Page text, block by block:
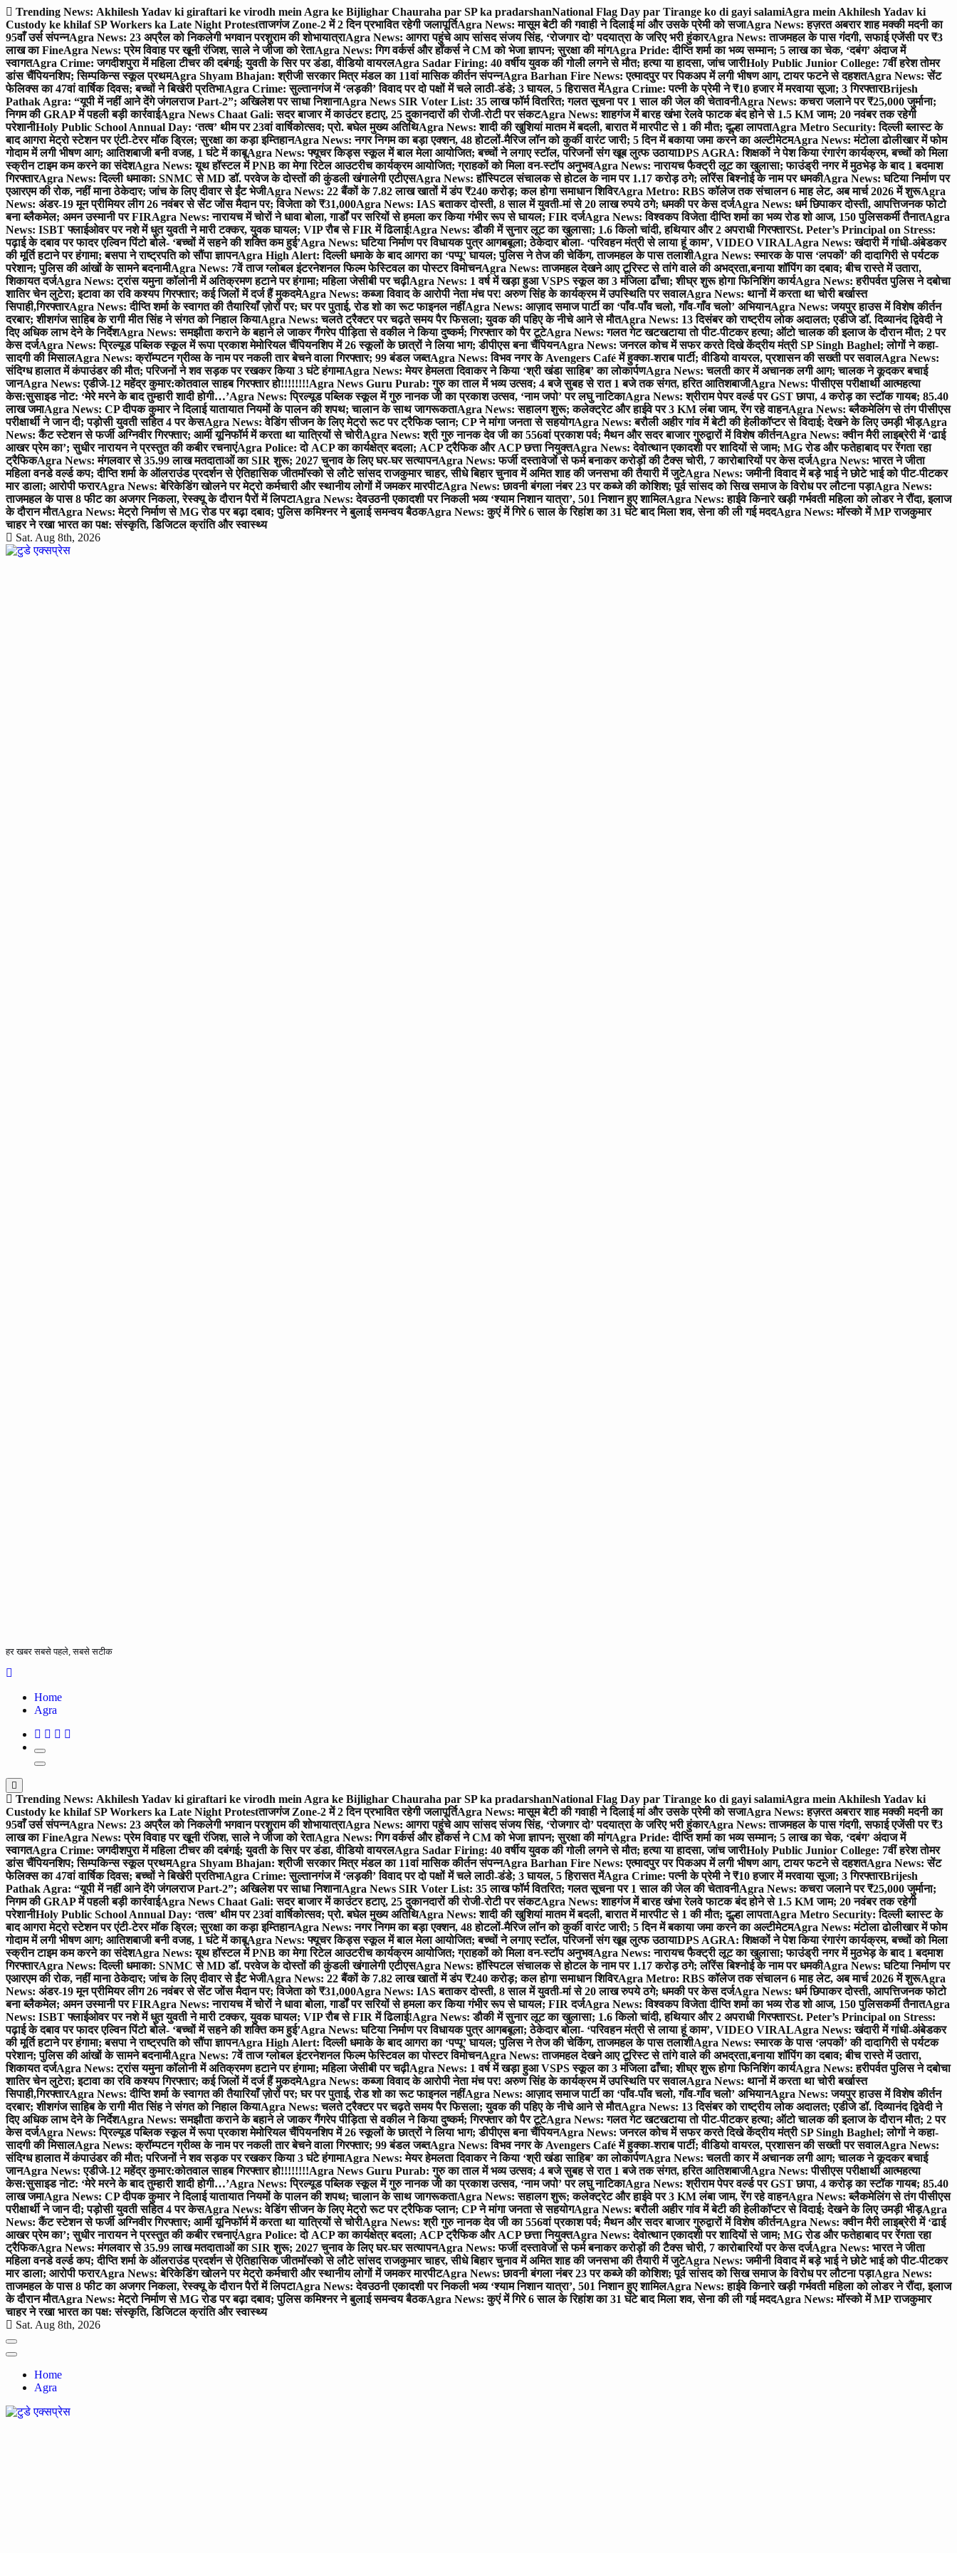
Skip
to
content
Trending News: Akhilesh Yadav ki giraftari ke virodh mein Agra ke Bijlighar Chauraha par SP ka pradarshanNational Flag Day par Tirange ko di gayi salamiAgra mein Akhilesh Yadav ki
Custody ke khilaf SP Workers ka Late Night Protestताजगंज Zone-2 में 2 दिन प्रभावित रहेगी जलापूर्तिAgra News: मासूम बेटी की गवाही ने दिलाई मां और उसके प्रेमी को सजाAgra News: हज़रत अबरार शाह मक्की मदनी का
95वाँ उर्स संपन्नAgra News: 23 अप्रैल को निकलेगी भगवान परशुराम की शोभायात्राAgra News: आगरा पहुंचे आप सांसद संजय सिंह, ‘रोजगार दो’ पदयात्रा के जरिए भरी हुंकारAgra News: ताजमहल के पास गंदगी, सफाई एजेंसी पर ₹3
लाख का FineAgra News: प्रेम विवाह पर खूनी रंजिश, साले ने जीजा को रेताAgra News: गिग वर्कर्स और हॉकर्स ने CM को भेजा ज्ञापन; सुरक्षा की मांगAgra Pride: दीप्ति शर्मा का भव्य सम्मान; 5 लाख का चेक, ‘दबंग’ अंदाज में
स्वागतAgra Crime: जगदीशपुरा में महिला टीचर की दबंगई; युवती के सिर पर डंडा, वीडियो वायरलAgra Sadar Firing: 40 वर्षीय युवक की गोली लगने से मौत; हत्या या हादसा, जांच जारीHoly Public Junior College: 7वीं हरेश तोमर
डांस चैंपियनशिप; सिम्पकिन्स स्कूल प्रथमAgra Shyam Bhajan: श्रीजी सरकार मित्र मंडल का 11वां मासिक कीर्तन संपन्नAgra Barhan Fire News: एत्मादपुर पर पिकअप में लगी भीषण आग, टायर फटने से दहशतAgra News: सेंट
फेलिक्स का 47वां वार्षिक दिवस; बच्चों ने बिखेरी प्रतिभाAgra Crime: सुल्तानगंज में ‘लड़की’ विवाद पर दो पक्षों में चले लाठी-डंडे; 3 घायल, 5 हिरासत मेंAgra Crime: पत्नी के प्रेमी ने ₹10 हजार में मरवाया सूजा; 3 गिरफ्तारBrijesh
Pathak Agra: “यूपी में नहीं आने देंगे जंगलराज Part-2”; अखिलेश पर साधा निशानाAgra News SIR Voter List: 35 लाख फॉर्म वितरित; गलत सूचना पर 1 साल की जेल की चेतावनीAgra News: कचरा जलाने पर ₹25,000 जुर्माना;
निगम की GRAP में पहली बड़ी कार्रवाईAgra News Chaat Gali: सदर बाजार में काउंटर हटाए, 25 दुकानदारों की रोजी-रोटी पर संकटAgra News: शाहगंज में बारह खंभा रेलवे फाटक बंद होने से 1.5 KM जाम; 20 नवंबर तक रहेगी
परेशानीHoly Public School Annual Day: ‘तत्व’ थीम पर 23वां वार्षिकोत्सव; प्रो. बघेल मुख्य अतिथिAgra News: शादी की खुशियां मातम में बदली, बारात में मारपीट से 1 की मौत; दूल्हा लापताAgra Metro Security: दिल्ली ब्लास्ट के
बाद आगरा मेट्रो स्टेशन पर एंटी-टेरर मॉक ड्रिल; सुरक्षा का कड़ा इम्तिहानAgra News: नगर निगम का बड़ा एक्शन, 48 होटलों-मैरिज लॉन को कुर्की वारंट जारी; 5 दिन में बकाया जमा करने का अल्टीमेटमAgra News: मंटोला ढोलीखार में फोम
गोदाम में लगी भीषण आग; आतिशबाजी बनी वजह, 1 घंटे में काबूAgra News: फ्यूचर किड्स स्कूल में बाल मेला आयोजित; बच्चों ने लगाए स्टॉल, परिजनों संग खूब लुत्फ उठायाDPS AGRA: शिक्षकों ने पेश किया रंगारंग कार्यक्रम, बच्चों को मिला
स्क्रीन टाइम कम करने का संदेशAgra News: यूथ हॉस्टल में PNB का मेगा रिटेल आउटरीच कार्यक्रम आयोजित; ग्राहकों को मिला वन-स्टॉप अनुभवAgra News: नारायच फैक्ट्री लूट का खुलासा; फाउंड्री नगर में मुठभेड़ के बाद 1 बदमाश
गिरफ्तारAgra News: दिल्ली धमाका: SNMC से MD डॉ. परवेज के दोस्तों की कुंडली खंगालेगी एटीएसAgra News: हॉस्पिटल संचालक से होटल के नाम पर 1.17 करोड़ ठगे; लॉरेंस बिश्नोई के नाम पर धमकीAgra News: घटिया निर्माण पर
एआरएम की रोक, नहीं माना ठेकेदार; जांच के लिए दीवार से ईंट भेजीAgra News: 22 बैंकों के 7.82 लाख खातों में डंप ₹240 करोड़; कल होगा समाधान शिविरAgra Metro: RBS कॉलेज तक संचालन 6 माह लेट, अब मार्च 2026 में शुरूAgra
News: अंडर-19 मून प्रीमियर लीग 26 नवंबर से सेंट जोंस मैदान पर; विजेता को ₹31,000Agra News: IAS बताकर दोस्ती, 8 साल में युवती-मां से 20 लाख रुपये ठगे; धमकी पर केस दर्जAgra News: धर्म छिपाकर दोस्ती, आपत्तिजनक फोटो
बना ब्लैकमेल; अमन उस्मानी पर FIRAgra News: नारायच में चोरों ने धावा बोला, गार्डों पर सरियों से हमला कर किया गंभीर रूप से घायल; FIR दर्जAgra News: विश्वकप विजेता दीप्ति शर्मा का भव्य रोड शो आज, 150 पुलिसकर्मी तैनातAgra
News: ISBT फ्लाईओवर पर नशे में धुत युवती ने मारी टक्कर, युवक घायल; VIP रौब से FIR में ढिलाई!Agra News: डौकी में सुनार लूट का खुलासा; 1.6 किलो चांदी, हथियार और 2 अपराधी गिरफ्तारSt. Peter’s Principal on Stress:
पढ़ाई के दबाव पर फादर एल्विन पिंटो बोले- ‘बच्चों में सहने की शक्ति कम हुई’Agra News: घटिया निर्माण पर विधायक पुत्र आगबबूला; ठेकेदार बोला- ‘परिवहन मंत्री से लाया हूं काम’, VIDEO VIRALAgra News: खंदारी में गांधी-अंबेडकर
की मूर्ति हटाने पर हंगामा; बसपा ने राष्ट्रपति को सौंपा ज्ञापनAgra High Alert: दिल्ली धमाके के बाद आगरा का ‘पप्पू’ घायल; पुलिस ने तेज की चेकिंग, ताजमहल के पास तलाशीAgra News: स्मारक के पास ‘लपकों’ की दादागिरी से पर्यटक
परेशान; पुलिस की आंखों के सामने बदनामीAgra News: 7वें ताज ग्लोबल इंटरनेशनल फिल्म फेस्टिवल का पोस्टर विमोचनAgra News: ताजमहल देखने आए टूरिस्ट से तांगे वाले की अभद्रता,बनाया शॉपिंग का दबाव; बीच रास्ते में उतारा,
शिकायत दर्जAgra News: ट्रांस यमुना कॉलोनी में अतिक्रमण हटाने पर हंगामा; महिला जेसीबी पर चढ़ीAgra News: 1 वर्ष में खड़ा हुआ VSPS स्कूल का 3 मंजिला ढाँचा; शीघ्र शुरू होगा फिनिशिंग कार्यAgra News: हरीपर्वत पुलिस ने दबोचा
शातिर चेन लुटेरा; इटावा का रवि कश्यप गिरफ्तार; कई जिलों में दर्ज हैं मुकदमेAgra News: कब्जा विवाद के आरोपी नेता मंच पर! अरुण सिंह के कार्यक्रम में उपस्थिति पर सवालAgra News: थानों में करता था चोरी बर्खास्त
सिपाही,गिरफ्तारAgra News: दीप्ति शर्मा के स्वागत की तैयारियाँ ज़ोरों पर; घर पर पुताई, रोड शो का रूट फाइनल नहींAgra News: आज़ाद समाज पार्टी का ‘पाँव-पाँव चलो, गाँव-गाँव चलो’ अभियानAgra News: जयपुर हाउस में विशेष कीर्तन
दरबार; शीशगंज साहिब के रागी मीत सिंह ने संगत को निहाल कियाAgra News: चलते ट्रैक्टर पर चढ़ते समय पैर फिसला; युवक की पहिए के नीचे आने से मौतAgra News: 13 दिसंबर को राष्ट्रीय लोक अदालत; एडीजे डॉ. दिव्यानंद द्विवेदी ने
दिए अधिक लाभ देने के निर्देशAgra News: समझौता कराने के बहाने ले जाकर गैंगरेप पीड़िता से वकील ने किया दुष्कर्म; गिरफ्तार को पैर टूटेAgra News: गलत गेट खटखटाया तो पीट-पीटकर हत्या; ऑटो चालक की इलाज के दौरान मौत; 2 पर
केस दर्जAgra News: प्रिल्यूड पब्लिक स्कूल में रूपा प्रकाश मेमोरियल चैंपियनशिप में 26 स्कूलों के छात्रों ने लिया भाग; डीपीएस बना चैंपियनAgra News: जनरल कोच में सफर करते दिखे केंद्रीय मंत्री SP Singh Baghel; लोगों ने कहा-
सादगी की मिसालAgra News: क्रॉम्पटन ग्रीव्स के नाम पर नकली तार बेचने वाला गिरफ्तार; 99 बंडल जब्तAgra News: विभव नगर के Avengers Café में हुक्का-शराब पार्टी; वीडियो वायरल, प्रशासन की सख्ती पर सवालAgra News:
संदिग्ध हालात में कंपाउंडर की मौत; परिजनों ने शव सड़क पर रखकर किया 3 घंटे हंगामाAgra News: मेयर हेमलता दिवाकर ने किया ‘श्री खंडा साहिब’ का लोकार्पणAgra News: चलती कार में अचानक लगी आग; चालक ने कूदकर बचाई
जानAgra News: एडीजे-12 महेंद्र कुमार:कोतवाल साहब गिरफ्तार हो!!!!!!!!Agra News Guru Purab: गुरु का ताल में भव्य उत्सव; 4 बजे सुबह से रात 1 बजे तक संगत, हरित आतिशबाजीAgra News: पीसीएस परीक्षार्थी आत्महत्या
केस:सुसाइड नोट: ‘मेरे मरने के बाद तुम्हारी शादी होगी…’Agra News: प्रिल्यूड पब्लिक स्कूल में गुरु नानक जी का प्रकाश उत्सव, ‘नाम जपो’ पर लघु नाटिकाAgra News: श्रीराम पेपर वर्ल्ड पर GST छापा, 4 करोड़ का स्टॉक गायब; 85.40
लाख जमाAgra News: CP दीपक कुमार ने दिलाई यातायात नियमों के पालन की शपथ; चालान के साथ जागरूकताAgra News: सहालग शुरू; कलेक्ट्रेट और हाईवे पर 3 KM लंबा जाम, रेंग रहे वाहनAgra News: ब्लैकमेलिंग से तंग पीसीएस
परीक्षार्थी ने जान दी; पड़ोसी युवती सहित 4 पर केसAgra News: वेडिंग सीजन के लिए मेट्रो रूट पर ट्रैफिक प्लान; CP ने मांगा जनता से सहयोगAgra News: बरौली अहीर गांव में बेटी की हेलीकॉप्टर से विदाई; देखने के लिए उमड़ी भीड़Agra
News: कैंट स्टेशन से फर्जी अग्निवीर गिरफ्तार; आर्मी यूनिफॉर्म में करता था यात्रियों से चोरीAgra News: श्री गुरु नानक देव जी का 556वां प्रकाश पर्व; मैथन और सदर बाजार गुरुद्वारों में विशेष कीर्तनAgra News: क्वीन मैरी लाइब्रेरी में ‘ढाई
आखर प्रेम का’; सुधीर नारायन ने प्रस्तुत की कबीर रचनाएंAgra Police: दो ACP का कार्यक्षेत्र बदला; ACP ट्रैफिक और ACP छत्ता नियुक्तAgra News: देवोत्थान एकादशी पर शादियों से जाम; MG रोड और फतेहाबाद पर रेंगता रहा
ट्रैफिकAgra News: मंगलवार से 35.99 लाख मतदाताओं का SIR शुरू; 2027 चुनाव के लिए घर-घर सत्यापनAgra News: फर्जी दस्तावेजों से फर्म बनाकर करोड़ों की टैक्स चोरी, 7 कारोबारियों पर केस दर्जAgra News: भारत ने जीता
महिला वनडे वर्ल्ड कप; दीप्ति शर्मा के ऑलराउंड प्रदर्शन से ऐतिहासिक जीतमॉस्को से लौटे सांसद राजकुमार चाहर, सीधे बिहार चुनाव में अमित शाह की जनसभा की तैयारी में जुटेAgra News: जमीनी विवाद में बड़े भाई ने छोटे भाई को पीट-पीटकर
मार डाला; आरोपी फरारAgra News: बेरिकेडिंग खोलने पर मेट्रो कर्मचारी और स्थानीय लोगों में जमकर मारपीटAgra News: छावनी बंगला नंबर 23 पर कब्जे की कोशिश; पूर्व सांसद को सिख समाज के विरोध पर लौटना पड़ाAgra News:
ताजमहल के पास 8 फीट का अजगर निकला, रेस्क्यू के दौरान पैरों में लिपटाAgra News: देवउठनी एकादशी पर निकली भव्य ‘श्याम निशान यात्रा’, 501 निशान हुए शामिलAgra News: हाईवे किनारे खड़ी गर्भवती महिला को लोडर ने रौंदा, इलाज
के दौरान मौतAgra News: मेट्रो निर्माण से MG रोड पर बढ़ा दबाव; पुलिस कमिश्नर ने बुलाई समन्वय बैठकAgra News: कुएं में गिरे 6 साल के रिहांश का 31 घंटे बाद मिला शव, सेना की ली गई मददAgra News: मॉस्को में MP राजकुमार
चाहर ने रखा भारत का पक्ष: संस्कृति, डिजिटल क्रांति और स्वास्थ्य
Sat. Aug 8th, 2026
हर खबर सबसे पहले, सबसे सटीक
Home
Agra
Trending News: Akhilesh Yadav ki giraftari ke virodh mein Agra ke Bijlighar Chauraha par SP ka pradarshanNational Flag Day par Tirange ko di gayi salamiAgra mein Akhilesh Yadav ki
Custody ke khilaf SP Workers ka Late Night Protestताजगंज Zone-2 में 2 दिन प्रभावित रहेगी जलापूर्तिAgra News: मासूम बेटी की गवाही ने दिलाई मां और उसके प्रेमी को सजाAgra News: हज़रत अबरार शाह मक्की मदनी का
95वाँ उर्स संपन्नAgra News: 23 अप्रैल को निकलेगी भगवान परशुराम की शोभायात्राAgra News: आगरा पहुंचे आप सांसद संजय सिंह, ‘रोजगार दो’ पदयात्रा के जरिए भरी हुंकारAgra News: ताजमहल के पास गंदगी, सफाई एजेंसी पर ₹3
लाख का FineAgra News: प्रेम विवाह पर खूनी रंजिश, साले ने जीजा को रेताAgra News: गिग वर्कर्स और हॉकर्स ने CM को भेजा ज्ञापन; सुरक्षा की मांगAgra Pride: दीप्ति शर्मा का भव्य सम्मान; 5 लाख का चेक, ‘दबंग’ अंदाज में
स्वागतAgra Crime: जगदीशपुरा में महिला टीचर की दबंगई; युवती के सिर पर डंडा, वीडियो वायरलAgra Sadar Firing: 40 वर्षीय युवक की गोली लगने से मौत; हत्या या हादसा, जांच जारीHoly Public Junior College: 7वीं हरेश तोमर
डांस चैंपियनशिप; सिम्पकिन्स स्कूल प्रथमAgra Shyam Bhajan: श्रीजी सरकार मित्र मंडल का 11वां मासिक कीर्तन संपन्नAgra Barhan Fire News: एत्मादपुर पर पिकअप में लगी भीषण आग, टायर फटने से दहशतAgra News: सेंट
फेलिक्स का 47वां वार्षिक दिवस; बच्चों ने बिखेरी प्रतिभाAgra Crime: सुल्तानगंज में ‘लड़की’ विवाद पर दो पक्षों में चले लाठी-डंडे; 3 घायल, 5 हिरासत मेंAgra Crime: पत्नी के प्रेमी ने ₹10 हजार में मरवाया सूजा; 3 गिरफ्तारBrijesh
Pathak Agra: “यूपी में नहीं आने देंगे जंगलराज Part-2”; अखिलेश पर साधा निशानाAgra News SIR Voter List: 35 लाख फॉर्म वितरित; गलत सूचना पर 1 साल की जेल की चेतावनीAgra News: कचरा जलाने पर ₹25,000 जुर्माना;
निगम की GRAP में पहली बड़ी कार्रवाईAgra News Chaat Gali: सदर बाजार में काउंटर हटाए, 25 दुकानदारों की रोजी-रोटी पर संकटAgra News: शाहगंज में बारह खंभा रेलवे फाटक बंद होने से 1.5 KM जाम; 20 नवंबर तक रहेगी
परेशानीHoly Public School Annual Day: ‘तत्व’ थीम पर 23वां वार्षिकोत्सव; प्रो. बघेल मुख्य अतिथिAgra News: शादी की खुशियां मातम में बदली, बारात में मारपीट से 1 की मौत; दूल्हा लापताAgra Metro Security: दिल्ली ब्लास्ट के
बाद आगरा मेट्रो स्टेशन पर एंटी-टेरर मॉक ड्रिल; सुरक्षा का कड़ा इम्तिहानAgra News: नगर निगम का बड़ा एक्शन, 48 होटलों-मैरिज लॉन को कुर्की वारंट जारी; 5 दिन में बकाया जमा करने का अल्टीमेटमAgra News: मंटोला ढोलीखार में फोम
गोदाम में लगी भीषण आग; आतिशबाजी बनी वजह, 1 घंटे में काबूAgra News: फ्यूचर किड्स स्कूल में बाल मेला आयोजित; बच्चों ने लगाए स्टॉल, परिजनों संग खूब लुत्फ उठायाDPS AGRA: शिक्षकों ने पेश किया रंगारंग कार्यक्रम, बच्चों को मिला
स्क्रीन टाइम कम करने का संदेशAgra News: यूथ हॉस्टल में PNB का मेगा रिटेल आउटरीच कार्यक्रम आयोजित; ग्राहकों को मिला वन-स्टॉप अनुभवAgra News: नारायच फैक्ट्री लूट का खुलासा; फाउंड्री नगर में मुठभेड़ के बाद 1 बदमाश
गिरफ्तारAgra News: दिल्ली धमाका: SNMC से MD डॉ. परवेज के दोस्तों की कुंडली खंगालेगी एटीएसAgra News: हॉस्पिटल संचालक से होटल के नाम पर 1.17 करोड़ ठगे; लॉरेंस बिश्नोई के नाम पर धमकीAgra News: घटिया निर्माण पर
एआरएम की रोक, नहीं माना ठेकेदार; जांच के लिए दीवार से ईंट भेजीAgra News: 22 बैंकों के 7.82 लाख खातों में डंप ₹240 करोड़; कल होगा समाधान शिविरAgra Metro: RBS कॉलेज तक संचालन 6 माह लेट, अब मार्च 2026 में शुरूAgra
News: अंडर-19 मून प्रीमियर लीग 26 नवंबर से सेंट जोंस मैदान पर; विजेता को ₹31,000Agra News: IAS बताकर दोस्ती, 8 साल में युवती-मां से 20 लाख रुपये ठगे; धमकी पर केस दर्जAgra News: धर्म छिपाकर दोस्ती, आपत्तिजनक फोटो
बना ब्लैकमेल; अमन उस्मानी पर FIRAgra News: नारायच में चोरों ने धावा बोला, गार्डों पर सरियों से हमला कर किया गंभीर रूप से घायल; FIR दर्जAgra News: विश्वकप विजेता दीप्ति शर्मा का भव्य रोड शो आज, 150 पुलिसकर्मी तैनातAgra
News: ISBT फ्लाईओवर पर नशे में धुत युवती ने मारी टक्कर, युवक घायल; VIP रौब से FIR में ढिलाई!Agra News: डौकी में सुनार लूट का खुलासा; 1.6 किलो चांदी, हथियार और 2 अपराधी गिरफ्तारSt. Peter’s Principal on Stress:
पढ़ाई के दबाव पर फादर एल्विन पिंटो बोले- ‘बच्चों में सहने की शक्ति कम हुई’Agra News: घटिया निर्माण पर विधायक पुत्र आगबबूला; ठेकेदार बोला- ‘परिवहन मंत्री से लाया हूं काम’, VIDEO VIRALAgra News: खंदारी में गांधी-अंबेडकर
की मूर्ति हटाने पर हंगामा; बसपा ने राष्ट्रपति को सौंपा ज्ञापनAgra High Alert: दिल्ली धमाके के बाद आगरा का ‘पप्पू’ घायल; पुलिस ने तेज की चेकिंग, ताजमहल के पास तलाशीAgra News: स्मारक के पास ‘लपकों’ की दादागिरी से पर्यटक
परेशान; पुलिस की आंखों के सामने बदनामीAgra News: 7वें ताज ग्लोबल इंटरनेशनल फिल्म फेस्टिवल का पोस्टर विमोचनAgra News: ताजमहल देखने आए टूरिस्ट से तांगे वाले की अभद्रता,बनाया शॉपिंग का दबाव; बीच रास्ते में उतारा,
शिकायत दर्जAgra News: ट्रांस यमुना कॉलोनी में अतिक्रमण हटाने पर हंगामा; महिला जेसीबी पर चढ़ीAgra News: 1 वर्ष में खड़ा हुआ VSPS स्कूल का 3 मंजिला ढाँचा; शीघ्र शुरू होगा फिनिशिंग कार्यAgra News: हरीपर्वत पुलिस ने दबोचा
शातिर चेन लुटेरा; इटावा का रवि कश्यप गिरफ्तार; कई जिलों में दर्ज हैं मुकदमेAgra News: कब्जा विवाद के आरोपी नेता मंच पर! अरुण सिंह के कार्यक्रम में उपस्थिति पर सवालAgra News: थानों में करता था चोरी बर्खास्त
सिपाही,गिरफ्तारAgra News: दीप्ति शर्मा के स्वागत की तैयारियाँ ज़ोरों पर; घर पर पुताई, रोड शो का रूट फाइनल नहींAgra News: आज़ाद समाज पार्टी का ‘पाँव-पाँव चलो, गाँव-गाँव चलो’ अभियानAgra News: जयपुर हाउस में विशेष कीर्तन
दरबार; शीशगंज साहिब के रागी मीत सिंह ने संगत को निहाल कियाAgra News: चलते ट्रैक्टर पर चढ़ते समय पैर फिसला; युवक की पहिए के नीचे आने से मौतAgra News: 13 दिसंबर को राष्ट्रीय लोक अदालत; एडीजे डॉ. दिव्यानंद द्विवेदी ने
दिए अधिक लाभ देने के निर्देशAgra News: समझौता कराने के बहाने ले जाकर गैंगरेप पीड़िता से वकील ने किया दुष्कर्म; गिरफ्तार को पैर टूटेAgra News: गलत गेट खटखटाया तो पीट-पीटकर हत्या; ऑटो चालक की इलाज के दौरान मौत; 2 पर
केस दर्जAgra News: प्रिल्यूड पब्लिक स्कूल में रूपा प्रकाश मेमोरियल चैंपियनशिप में 26 स्कूलों के छात्रों ने लिया भाग; डीपीएस बना चैंपियनAgra News: जनरल कोच में सफर करते दिखे केंद्रीय मंत्री SP Singh Baghel; लोगों ने कहा-
सादगी की मिसालAgra News: क्रॉम्पटन ग्रीव्स के नाम पर नकली तार बेचने वाला गिरफ्तार; 99 बंडल जब्तAgra News: विभव नगर के Avengers Café में हुक्का-शराब पार्टी; वीडियो वायरल, प्रशासन की सख्ती पर सवालAgra News:
संदिग्ध हालात में कंपाउंडर की मौत; परिजनों ने शव सड़क पर रखकर किया 3 घंटे हंगामाAgra News: मेयर हेमलता दिवाकर ने किया ‘श्री खंडा साहिब’ का लोकार्पणAgra News: चलती कार में अचानक लगी आग; चालक ने कूदकर बचाई
जानAgra News: एडीजे-12 महेंद्र कुमार:कोतवाल साहब गिरफ्तार हो!!!!!!!!Agra News Guru Purab: गुरु का ताल में भव्य उत्सव; 4 बजे सुबह से रात 1 बजे तक संगत, हरित आतिशबाजीAgra News: पीसीएस परीक्षार्थी आत्महत्या
केस:सुसाइड नोट: ‘मेरे मरने के बाद तुम्हारी शादी होगी…’Agra News: प्रिल्यूड पब्लिक स्कूल में गुरु नानक जी का प्रकाश उत्सव, ‘नाम जपो’ पर लघु नाटिकाAgra News: श्रीराम पेपर वर्ल्ड पर GST छापा, 4 करोड़ का स्टॉक गायब; 85.40
लाख जमाAgra News: CP दीपक कुमार ने दिलाई यातायात नियमों के पालन की शपथ; चालान के साथ जागरूकताAgra News: सहालग शुरू; कलेक्ट्रेट और हाईवे पर 3 KM लंबा जाम, रेंग रहे वाहनAgra News: ब्लैकमेलिंग से तंग पीसीएस
परीक्षार्थी ने जान दी; पड़ोसी युवती सहित 4 पर केसAgra News: वेडिंग सीजन के लिए मेट्रो रूट पर ट्रैफिक प्लान; CP ने मांगा जनता से सहयोगAgra News: बरौली अहीर गांव में बेटी की हेलीकॉप्टर से विदाई; देखने के लिए उमड़ी भीड़Agra
News: कैंट स्टेशन से फर्जी अग्निवीर गिरफ्तार; आर्मी यूनिफॉर्म में करता था यात्रियों से चोरीAgra News: श्री गुरु नानक देव जी का 556वां प्रकाश पर्व; मैथन और सदर बाजार गुरुद्वारों में विशेष कीर्तनAgra News: क्वीन मैरी लाइब्रेरी में ‘ढाई
आखर प्रेम का’; सुधीर नारायन ने प्रस्तुत की कबीर रचनाएंAgra Police: दो ACP का कार्यक्षेत्र बदला; ACP ट्रैफिक और ACP छत्ता नियुक्तAgra News: देवोत्थान एकादशी पर शादियों से जाम; MG रोड और फतेहाबाद पर रेंगता रहा
ट्रैफिकAgra News: मंगलवार से 35.99 लाख मतदाताओं का SIR शुरू; 2027 चुनाव के लिए घर-घर सत्यापनAgra News: फर्जी दस्तावेजों से फर्म बनाकर करोड़ों की टैक्स चोरी, 7 कारोबारियों पर केस दर्जAgra News: भारत ने जीता
महिला वनडे वर्ल्ड कप; दीप्ति शर्मा के ऑलराउंड प्रदर्शन से ऐतिहासिक जीतमॉस्को से लौटे सांसद राजकुमार चाहर, सीधे बिहार चुनाव में अमित शाह की जनसभा की तैयारी में जुटेAgra News: जमीनी विवाद में बड़े भाई ने छोटे भाई को पीट-पीटकर
मार डाला; आरोपी फरारAgra News: बेरिकेडिंग खोलने पर मेट्रो कर्मचारी और स्थानीय लोगों में जमकर मारपीटAgra News: छावनी बंगला नंबर 23 पर कब्जे की कोशिश; पूर्व सांसद को सिख समाज के विरोध पर लौटना पड़ाAgra News:
ताजमहल के पास 8 फीट का अजगर निकला, रेस्क्यू के दौरान पैरों में लिपटाAgra News: देवउठनी एकादशी पर निकली भव्य ‘श्याम निशान यात्रा’, 501 निशान हुए शामिलAgra News: हाईवे किनारे खड़ी गर्भवती महिला को लोडर ने रौंदा, इलाज
के दौरान मौतAgra News: मेट्रो निर्माण से MG रोड पर बढ़ा दबाव; पुलिस कमिश्नर ने बुलाई समन्वय बैठकAgra News: कुएं में गिरे 6 साल के रिहांश का 31 घंटे बाद मिला शव, सेना की ली गई मददAgra News: मॉस्को में MP राजकुमार
चाहर ने रखा भारत का पक्ष: संस्कृति, डिजिटल क्रांति और स्वास्थ्य
Sat. Aug 8th, 2026
Home
Agra